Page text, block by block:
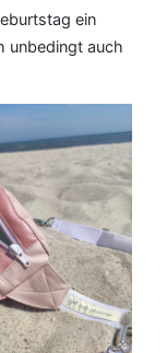
ein
unbedingt auch